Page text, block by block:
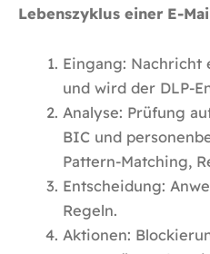
Lebenszyklus einer E-
Eingang:
und wird der DLP-
Analyse: Prüfung
BIC und
Pattern-Matching,
Entscheidung:
Regeln.
Aktionen: